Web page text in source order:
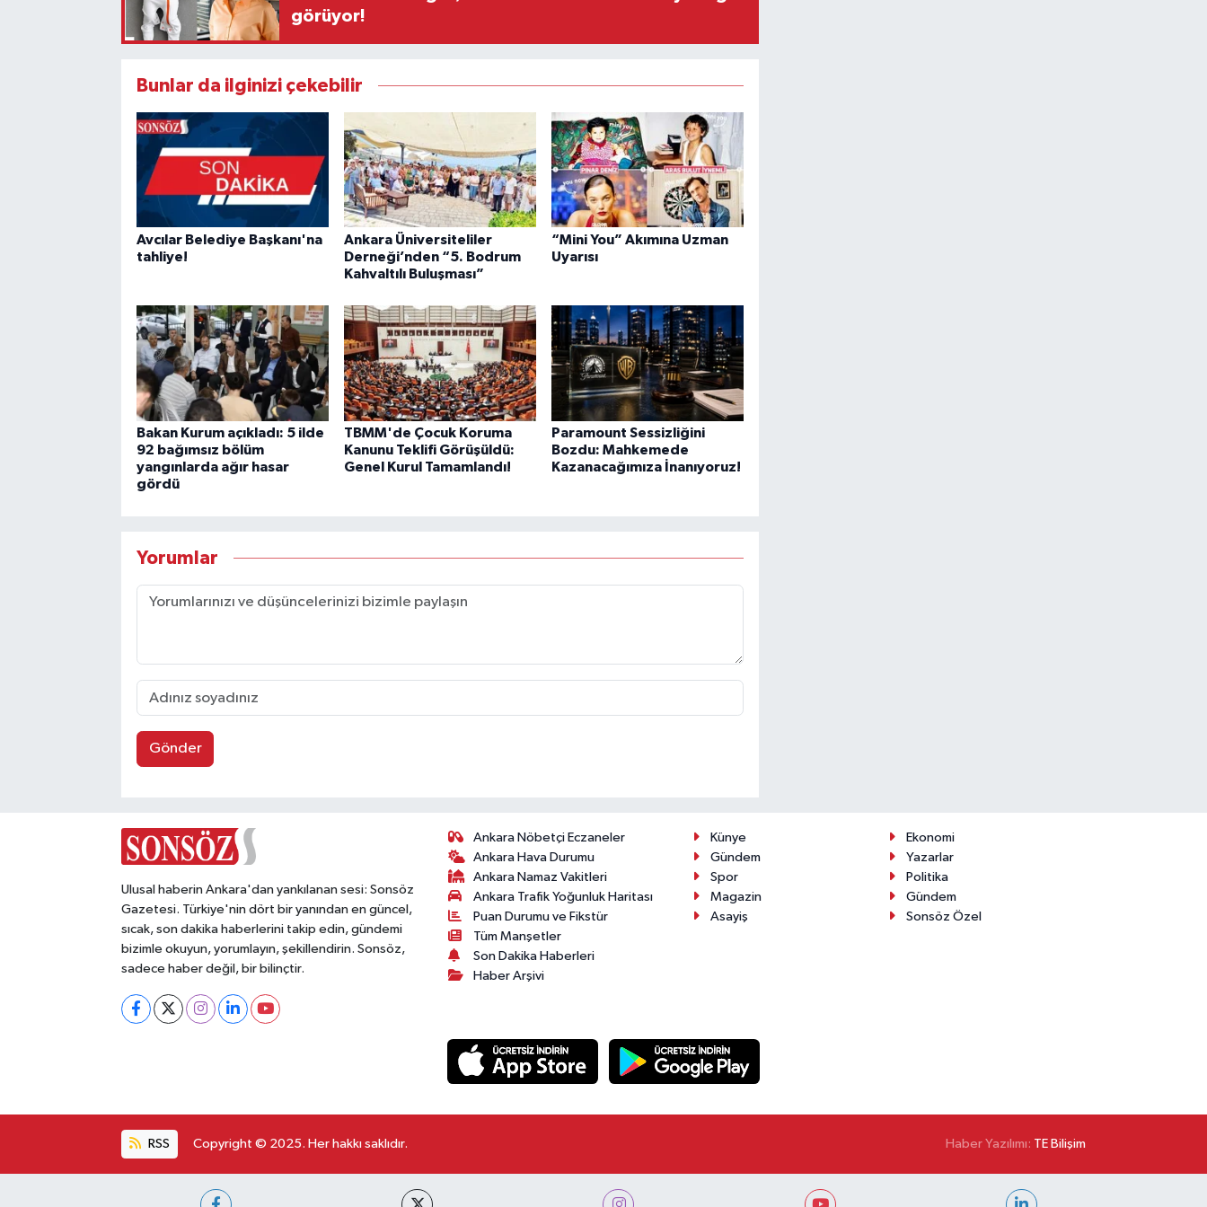
görüyor!
Bunlar da ilginizi çekebilir
Avcılar Belediye Başkanı'na
tahliye!
Ankara Üniversiteliler
Derneği’nden “5. Bodrum
Kahvaltılı Buluşması”
“Mini You” Akımına Uzman
Uyarısı
Bakan Kurum açıkladı: 5 ilde
92 bağımsız bölüm
yangınlarda ağır hasar
gördü
TBMM'de Çocuk Koruma
Kanunu Teklifi Görüşüldü:
Genel Kurul Tamamlandı!
Paramount Sessizliğini
Bozdu: Mahkemede
Kazanacağımıza İnanıyoruz!
Yorumlar
Gönder
Ulusal haberin Ankara'dan yankılanan sesi: Sonsöz
Gazetesi. Türkiye'nin dört bir yanından en güncel,
sıcak, son dakika haberlerini takip edin, gündemi
bizimle okuyun, yorumlayın, şekillendirin. Sonsöz,
sadece haber değil, bir bilinçtir.
Ankara Nöbetçi Eczaneler
Ankara Hava Durumu
Ankara Namaz Vakitleri
Ankara Trafik Yoğunluk Haritası
Puan Durumu ve Fikstür
Tüm Manşetler
Son Dakika Haberleri
Haber Arşivi
Künye
Ekonomi
Gündem
Yazarlar
Spor
Politika
Magazin
Gündem
Asayiş
Sonsöz Özel
RSS Copyright © 2025. Her hakkı saklıdır. Haber Yazılımı: TE Bilişim